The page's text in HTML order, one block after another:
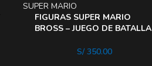
FIGURAS SUPER MARIO
BROSS – JUEGO DE BATALLA
SUPER MARIO
S/350.00